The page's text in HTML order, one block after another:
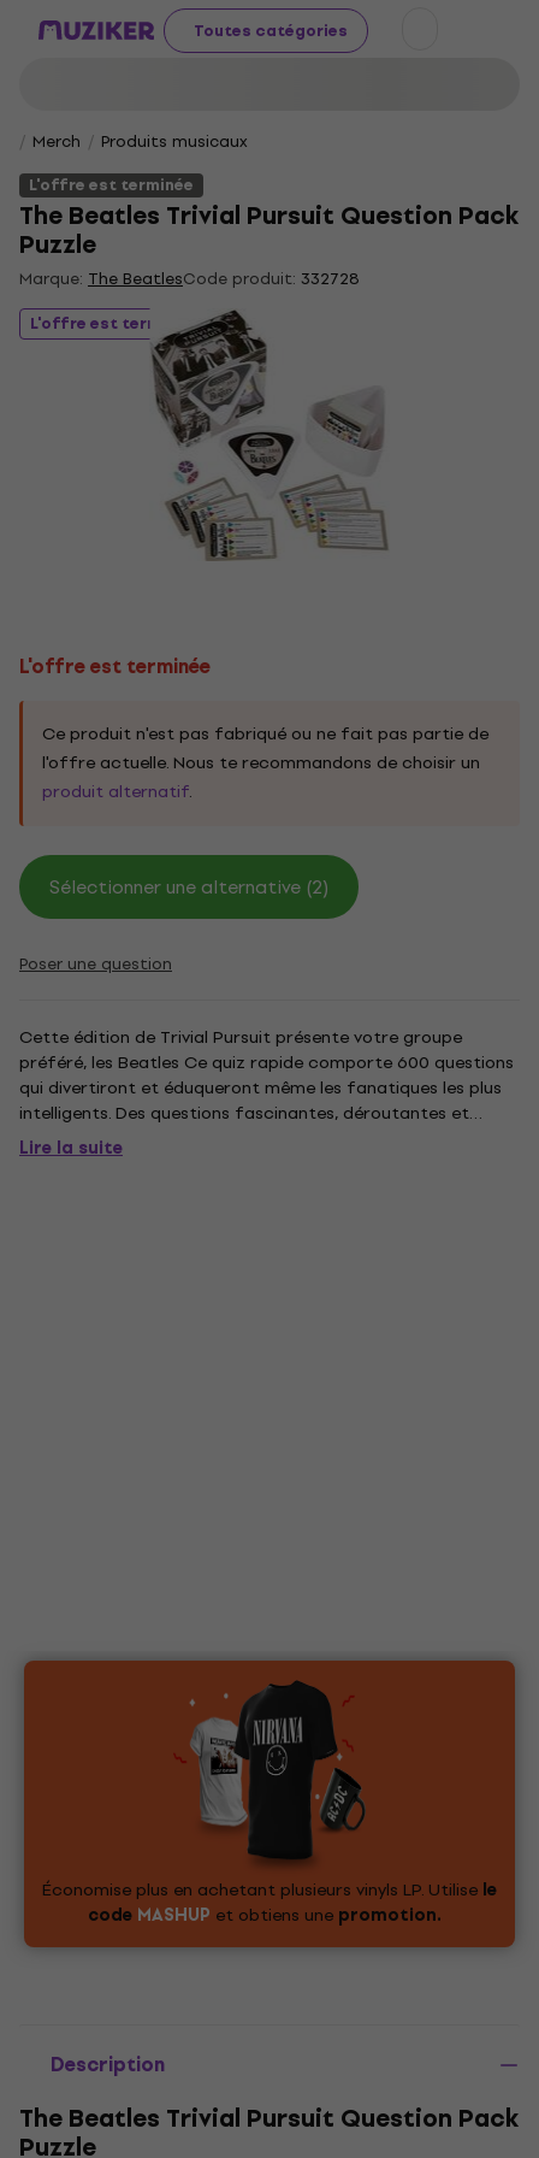
Toutes catégories
Merch
Produits musicaux
L'offre est terminée
The Beatles Trivial Pursuit Question Pack
Puzzle
Marque: The BeatlesCode produit: 332728
L'offre est terminée
L'offre est terminée
Ce produit n'est pas fabriqué ou ne fait pas partie de
l'offre actuelle. Nous te recommandons de choisir un
produit alternatif.
Sélectionner une alternative (2)
Poser une question
Cette édition de Trivial Pursuit présente votre groupe
préféré, les Beatles Ce quiz rapide comporte 600 questions
qui divertiront et éduqueront même les fanatiques les plus
intelligents. Des questions fascinantes, déroutantes et
captivantes qui mettront à l'épreuve vos connaissances et
votre mémoire. Le jeu de taille bouchée est livré avec des...
Lire la suite
Économise plus en achetant plusieurs vinyls LP. Utilise le
code MASHUP et obtiens une promotion.
Description
The Beatles Trivial Pursuit Question Pack
Puzzle